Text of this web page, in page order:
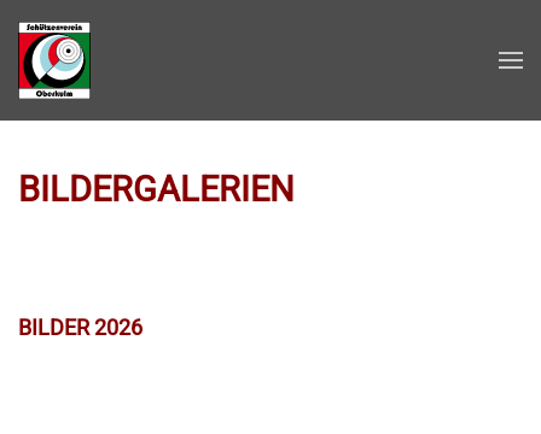
Zum Hauptinhalt springen
BILDERGALERIEN
BILDER 2026